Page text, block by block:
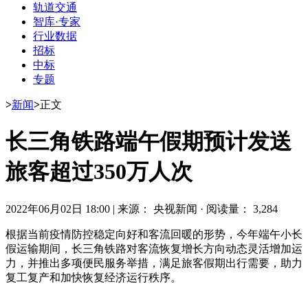
轨道交通
智库·专家
行业数据
招标
中标
专题
>新闻>正文
长三角铁路端午假期预计发送
旅客超过350万人次
2022年06月02日 18:00 | 来源： 央视新闻 · 阅读量： 3,284
根据当前疫情防控稳定向好和客流回暖的形势，今年端午小长
假运输期间，长三角铁路对客流恢复增长方向动态灵活增加运
力，并推出多项便民服务举措，满足旅客假期出行需要，助力
复工复产和加快恢复经济运行秩序。